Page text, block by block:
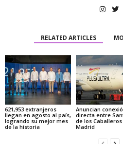
RELATED ARTICLES
621,953 extranjeros
llegan en agosto al país,
logrando su mejor mes
de la historia
Anuncian
directa entre
de los Caballeros
Madrid